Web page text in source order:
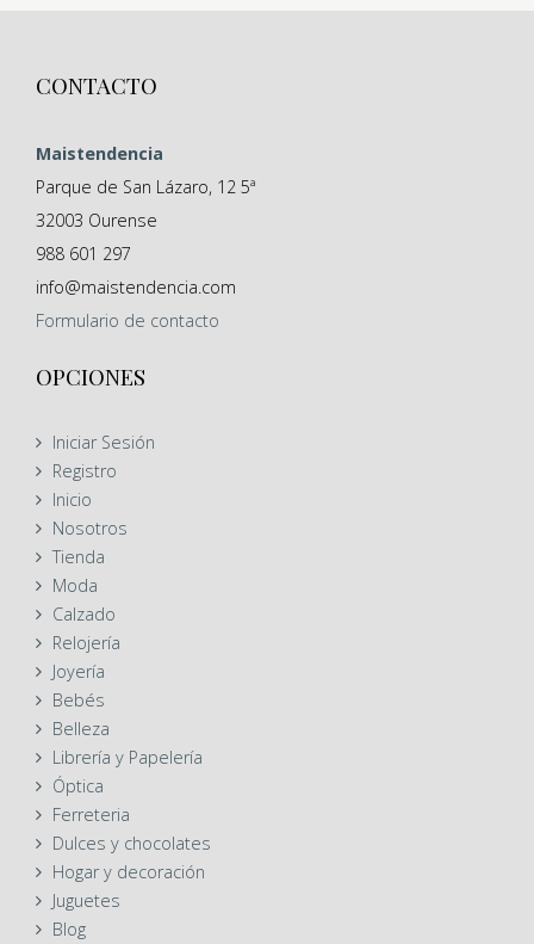
CONTACTO
Maistendencia
Parque de San Lázaro, 12 5ª
32003 Ourense
988 601 297
info@maistendencia.com
Formulario de contacto
OPCIONES
Iniciar Sesión
Registro
Inicio
Nosotros
Tienda
Moda
Calzado
Relojería
Joyería
Bebés
Belleza
Librería y Papelería
Óptica
Ferreteria
Dulces y chocolates
Hogar y decoración
Juguetes
Blog